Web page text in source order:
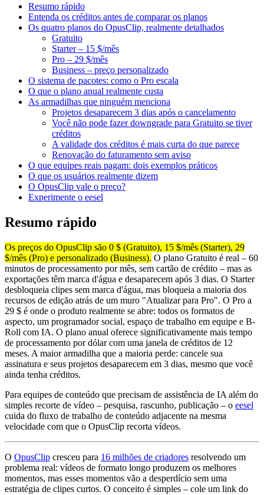
Resumo rápido
Entenda os créditos antes de comparar os planos
Os quatro planos do OpusClip, realmente detalhados
Gratuito
Starter – 15 $/mês
Pro – 29 $/mês
Business – preço personalizado
O sistema de pacotes: como o Pro escala
O que o plano anual realmente custa
As armadilhas que ninguém menciona
Projetos desaparecem 3 dias após o cancelamento
Você não pode fazer downgrade para Gratuito se tiver
créditos
A validade dos créditos é mais curta do que parece
Renovação do faturamento sem aviso
O que equipes reais pagam: dois exemplos práticos
O que os usuários realmente dizem
O OpusClip vale o preço?
Experimente o eesel
Resumo rápido
Os preços do OpusClip são 0 $ (Gratuito), 15 $/mês (Starter), 29
$/mês (Pro) e personalizado (Business). O plano Gratuito é real – 60
minutos de processamento por mês, sem cartão de crédito – mas as
exportações têm marca d'água e desaparecem após 3 dias. O Starter
desbloqueia clipes sem marca d'água, mas bloqueia a maioria dos
recursos de edição atrás de um muro "Atualizar para Pro". O Pro a
29 $ é onde o produto realmente se abre: todos os formatos de
aspecto, um programador social, espaço de trabalho em equipe e B-
Roll com IA. O plano anual oferece significativamente mais tempo
de processamento por dólar com uma janela de créditos de 12
meses. A maior armadilha que a maioria perde: cancele sua
assinatura e seus projetos desaparecem em 3 dias, mesmo que você
ainda tenha créditos.
Para equipes de conteúdo que precisam de assistência de IA além do
simples recorte de vídeo – pesquisa, rascunho, publicação – o eesel
cuida do fluxo de trabalho de conteúdo adjacente na mesma
velocidade com que o OpusClip recorta vídeos.
O OpusClip cresceu para 16 milhões de criadores resolvendo um
problema real: vídeos de formato longo produzem os melhores
momentos, mas esses momentos vão a desperdício sem uma
estratégia de clipes curtos. O conceito é simples – cole um link do